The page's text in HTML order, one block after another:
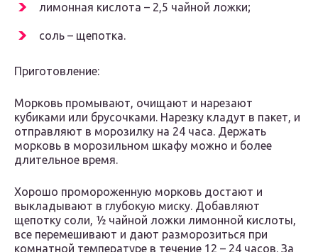
лимонная кислота – 2,5 чайной ложки;
соль – щепотка.
Приготовление:
Морковь промывают, очищают и нарезают
кубиками или брусочками. Нарезку кладут в пакет, и
отправляют в морозилку на 24 часа. Держать
морковь в морозильном шкафу можно и более
длительное время.
Хорошо промороженную морковь достают и
выкладывают в глубокую миску. Добавляют
щепотку соли, ½ чайной ложки лимонной кислоты,
все перемешивают и дают разморозиться при
комнатной температуре в течение 12 – 24 часов. За